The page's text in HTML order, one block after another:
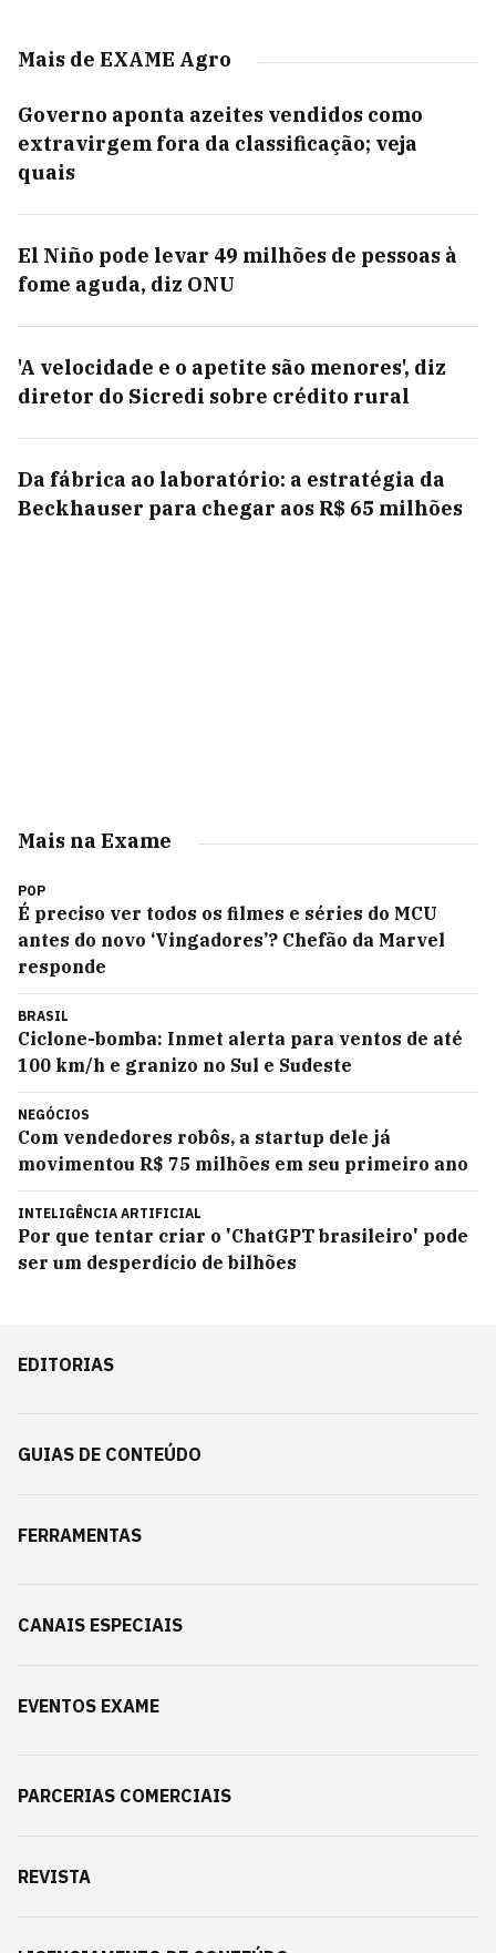
Mais de EXAME Agro
Governo aponta azeites vendidos como
extravirgem fora da classificação; veja
quais
El Niño pode levar 49 milhões de pessoas à
fome aguda, diz ONU
'A velocidade e o apetite são menores', diz
diretor do Sicredi sobre crédito rural
Da fábrica ao laboratório: a estratégia da
Beckhauser para chegar aos R$ 65 milhões
Mais na Exame
POP
É preciso ver todos os filmes e séries do MCU
antes do novo ‘Vingadores’? Chefão da Marvel
responde
BRASIL
Ciclone-bomba: Inmet alerta para ventos de até
100 km/h e granizo no Sul e Sudeste
NEGÓCIOS
Com vendedores robôs, a startup dele já
movimentou R$ 75 milhões em seu primeiro ano
INTELIGÊNCIA ARTIFICIAL
Por que tentar criar o 'ChatGPT brasileiro' pode
ser um desperdício de bilhões
EDITORIAS
GUIAS DE CONTEÚDO
FERRAMENTAS
CANAIS ESPECIAIS
EVENTOS EXAME
PARCERIAS COMERCIAIS
REVISTA